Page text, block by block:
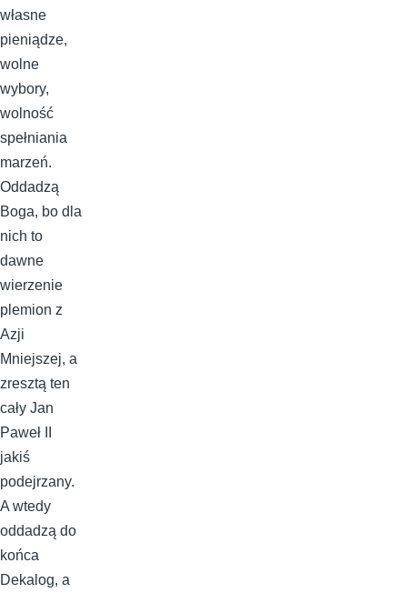
własne
pieniądze,
wolne
wybory,
wolność
spełniania
marzeń.
Oddadzą
Boga, bo dla
nich to
dawne
wierzenie
plemion z
Azji
Mniejszej, a
zresztą ten
cały Jan
Paweł II
jakiś
podejrzany.
A wtedy
oddadzą do
końca
Dekalog, a